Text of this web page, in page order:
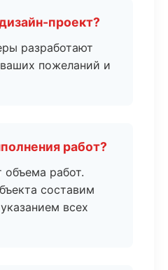
проект?
разработают
пожеланий и
работ?
объема работ.
составим
всех